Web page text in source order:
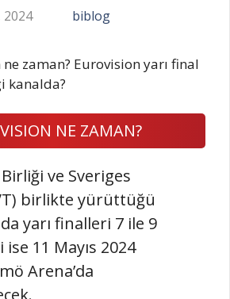
2024 biblog
zaman? Eurovision yarı final
kanalda?
NE ZAMAN?
ve Sveriges
birlikte yürüttüğü
yarı finalleri 7 ile 9
ise 11 Mayıs 2024
Arena’da